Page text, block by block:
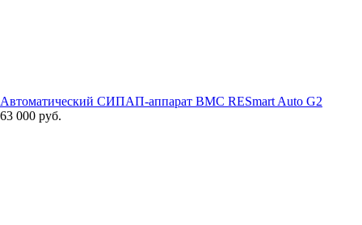
Автоматический СИПАП-аппарат BMC RESmart Auto G2
63 000 руб.